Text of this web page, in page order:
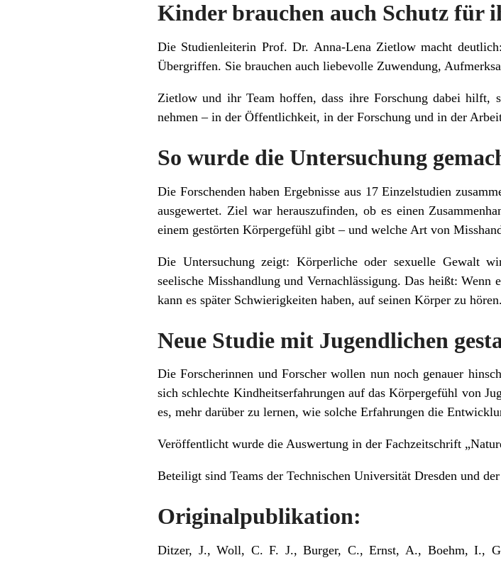
Kinder brauchen auch Schutz für
Die Studienleiterin Prof. Dr. Anna-Lena Zietlow macht
Übergriffen. Sie brauchen auch liebevolle Zuwendung,
Zietlow und ihr Team hoffen, dass ihre Forschung dabei hilft,
nehmen – in der Öffentlichkeit, in der Forschung und in der
So wurde die Untersuchung
Die Forschenden haben Ergebnisse aus 17 Einzelstudien
ausgewertet. Ziel war herauszufinden, ob es einen
einem gestörten Körpergefühl gibt – und welche Art von
Die Untersuchung zeigt: Körperliche oder sexuelle Gewalt
seelische Misshandlung und Vernachlässigung. Das heißt:
kann es später Schwierigkeiten haben, auf seinen Körper zu hören.
Neue Studie mit Jugendlichen
Die Forscherinnen und Forscher wollen nun noch genauer
sich schlechte Kindheitserfahrungen auf das Körpergefühl von
es, mehr darüber zu lernen, wie solche Erfahrungen die
Veröffentlicht wurde die Auswertung in der Fachzeitschrift
Beteiligt sind Teams der Technischen Universität Dresden und
Originalpublikation:
Ditzer, J., Woll, C. F. J., Burger, C., Ernst, A., Boehm, I.,